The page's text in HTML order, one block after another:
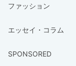
ファッション
エッセイ・コラム
SPONSORED